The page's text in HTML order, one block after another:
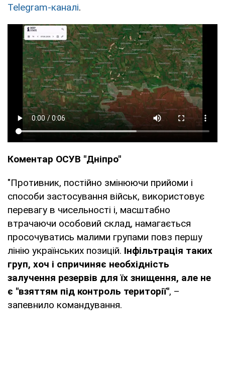
Telegram-каналі.
Коментар ОСУВ "Дніпро"
"Противник, постійно змінюючи прийоми і
способи застосування військ, використовує
перевагу в чисельності і, масштабно
втрачаючи особовий склад, намагається
просочуватись малими групами повз першу
лінію українських позицій. Інфільтрація таких
груп, хоч і спричиняє необхідність
залучення резервів для їх знищення, але не
є "взяттям під контроль території", –
запевнило командування.